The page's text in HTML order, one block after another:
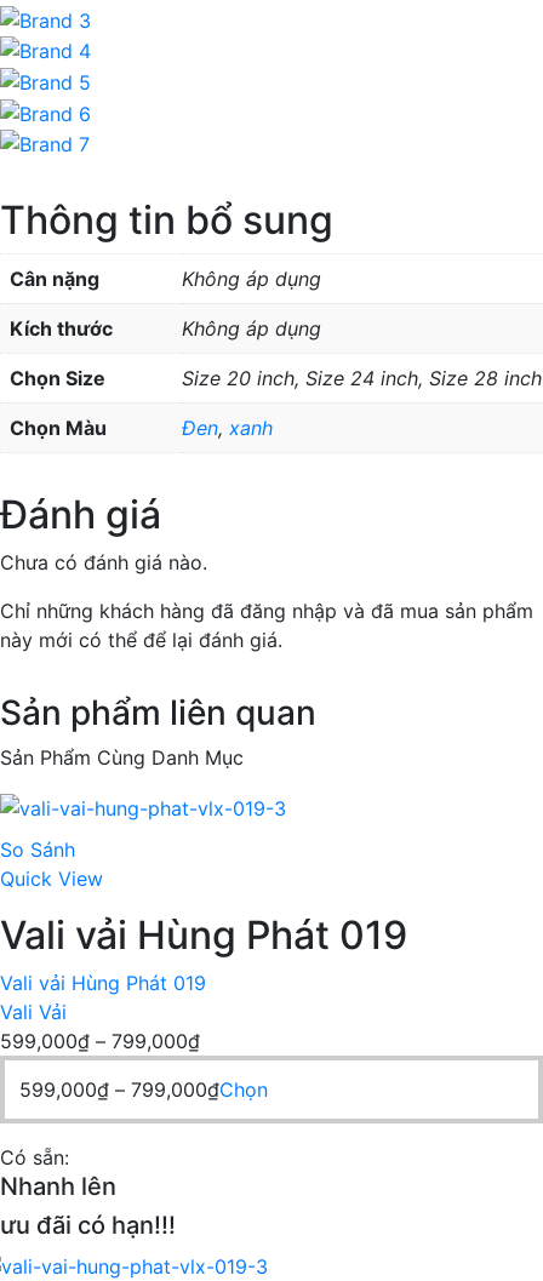
Thông tin bổ sung
Cân nặng Không áp dụng
Kích thước Không áp dụng
Chọn Size Size 20 inch, Size 24 inch, Size 28 inch
Chọn Màu Đen, xanh
Đánh giá
Chưa có đánh giá nào.
Chỉ những khách hàng đã đăng nhập và đã mua sản phẩm
này mới có thể để lại đánh giá.
Sản phẩm liên quan
Sản Phẩm Cùng Danh Mục
So Sánh
Quick View
Vali vải Hùng Phát 019
Vali vải Hùng Phát 019
Vali Vải
599,000₫ – 799,000₫Khoảng
giá:
từ
599,000₫
599,000₫ – 799,000₫Khoảng
giá:
ChọnSản
phẩm
Có sẵn:
Nhanh lên
ưu đãi có hạn!!!